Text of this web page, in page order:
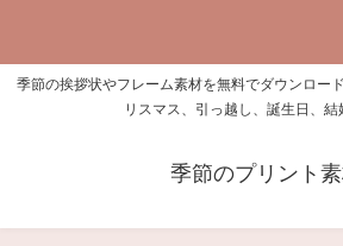
季節の挨拶状やフレーム素材を無料でダウンロー
リスマス、引っ越し、誕生日、結
季節のプリント